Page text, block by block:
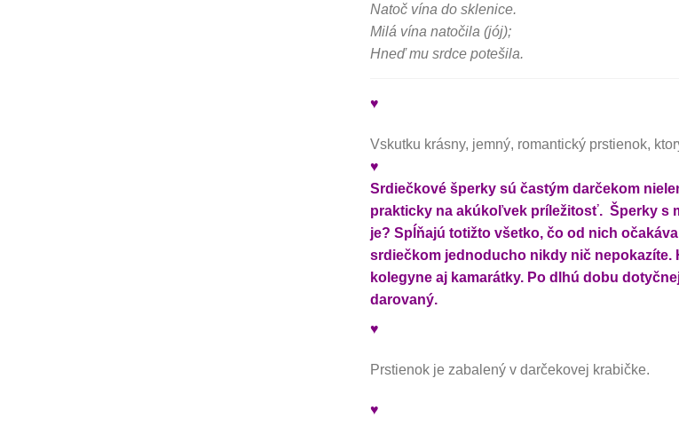
Natoč vína do sklenice.
Milá vína natočila (jój);
Hneď mu srdce potešila.
♥
Vskutku krásny, jemný, romantický prstienok,
♥
Srdiečkové šperky sú častým darčekom
prakticky na akúkoľvek príležitosť. Šperky s
je? Spĺňajú totižto všetko, čo od nich
srdiečkom jednoducho nikdy nič nepokazíte.
kolegyne aj kamarátky. Po dlhú dobu
darovaný.
♥
Prstienok je zabalený v darčekovej krabičke.
♥